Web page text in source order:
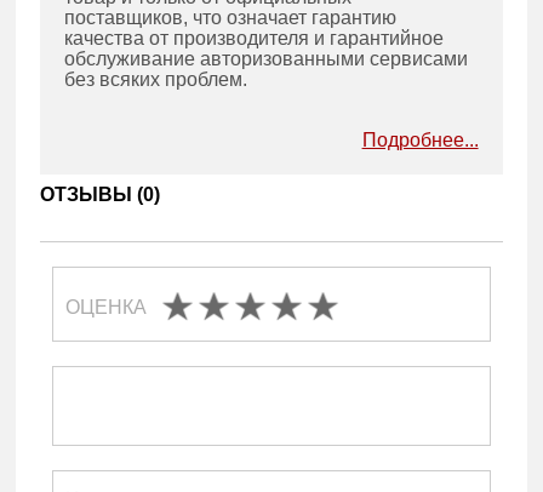
поставщиков, что означает гарантию
качества от производителя и гарантийное
обслуживание авторизованными сервисами
без всяких проблем.
Подробнее...
ОТЗЫВЫ (0)
ОЦЕНКА